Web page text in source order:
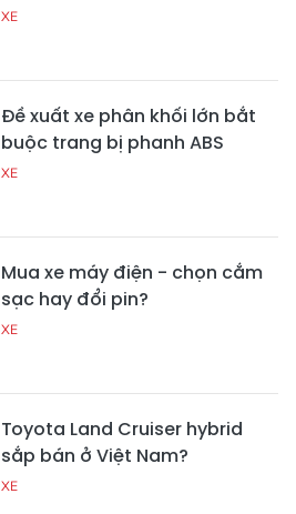
XE
Đề xuất xe phân khối lớn bắt
buộc trang bị phanh ABS
XE
Mua xe máy điện - chọn cắm
sạc hay đổi pin?
XE
Toyota Land Cruiser hybrid
sắp bán ở Việt Nam?
XE